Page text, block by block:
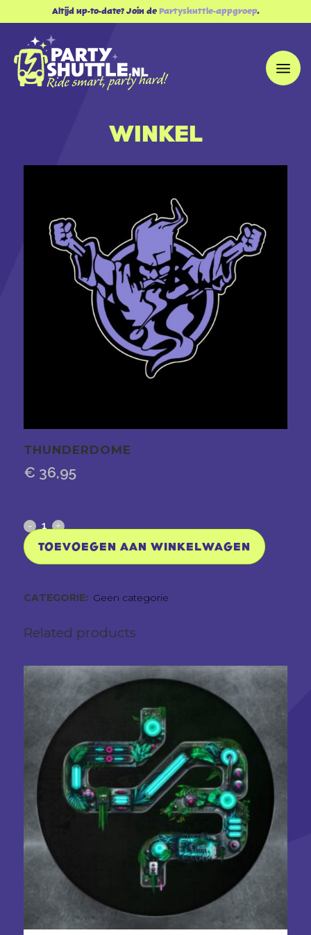
Altijd up-to-date? Join dePartyshuttle-appgroep.
WINKEL
THUNDERDOME
€ 36,95
quantity
TOEVOEGEN AAN WINKELWAGEN
CATEGORIE: Geen categorie
Related products